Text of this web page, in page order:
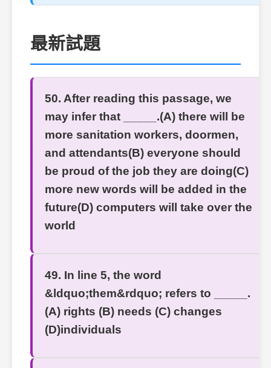
最新試題
50. After reading this passage, we
may infer that _____.(A) there will be
more sanitation workers, doormen,
and attendants(B) everyone should
be proud of the job they are doing(C)
more new words will be added in the
future(D) computers will take over the
world
49. In line 5, the word
&ldquo;them&rdquo; refers to _____.
(A) rights (B) needs (C) changes
(D)individuals